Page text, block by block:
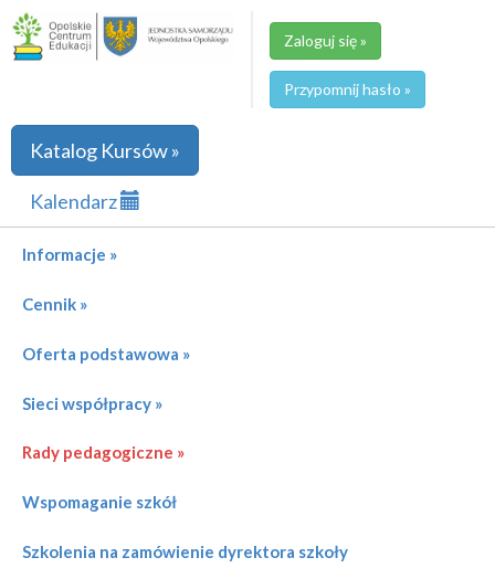
Zaloguj się »
Przypomnij hasło »
Katalog Kursów »
Kalendarz
Informacje »
Cennik »
Oferta podstawowa »
Sieci współpracy »
Rady pedagogiczne »
Wspomaganie szkół
Szkolenia na zamówienie dyrektora szkoły